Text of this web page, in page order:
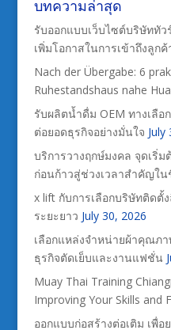
บทความล่าสุด
รับออกแบบเว็บไซต์บริษัททัว
เพิ่มโอกาสในการเข้าถึงลูกค้
Nach der Übergabe: 6
Ruhestandshaus nahe
รับผลิตน้ำดื่ม OEM ทางเลื
ต่อยอดธุรกิจอย่างมั่นใจ July
บริการวางฤกษ์มงคล จุดเริ่
ก่อนก้าวสู่ช่วงเวลาสำคัญใ
x lift กับการเลือกบริษัทติดตั้
ระยะยาว July 30, 2026
เลือกแหล่งจำหน่ายผ้าคุณภ
ธุรกิจตัดเย็บและงานแฟชั่น
Muay Thai Training
Improving Your Skills and
ออกแบบก่อสร้างต่อเติม เพื่